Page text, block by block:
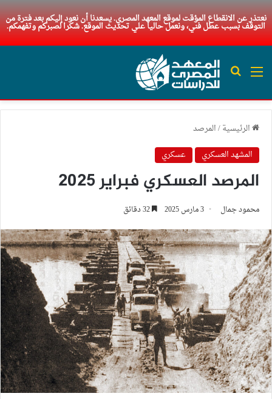
نعتذر عن الانقطاع المؤقت لموقع المعهد المصري. يسعدنا أن نعود إليكم بعد فترة من
التوقف بسبب عطل فني، ونعمل حاليا علي تحديث الموقع. شكرا لصبركم وتفهمكم.
القائمة بحث عن
الرئيسية/المرصد
المشهد العسكري
عسكري
المرصد العسكري فبراير 2025
محمود جمال 3 مارس 2025